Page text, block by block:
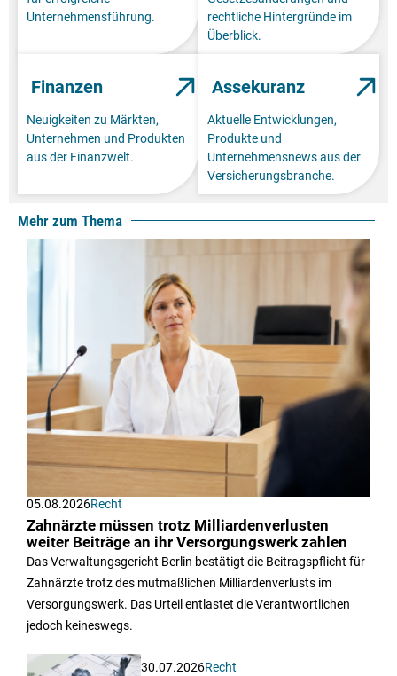
Unternehmensführung.
rechtliche Hintergründe im
Überblick.
Finanzen
Neuigkeiten zu Märkten,
Unternehmen und Produkten
aus der Finanzwelt.
Assekuranz
Aktuelle Entwicklungen,
Produkte und
Unternehmensnews aus der
Versicherungsbranche.
Mehr zum Thema
05.08.2026Recht
Zahnärzte müssen trotz Milliardenverlusten
weiter Beiträge an ihr Versorgungswerk zahlen
Das Verwaltungsgericht Berlin bestätigt die Beitragspflicht für
Zahnärzte trotz des mutmaßlichen Milliardenverlusts im
Versorgungswerk. Das Urteil entlastet die Verantwortlichen
jedoch keineswegs.
30.07.2026Recht